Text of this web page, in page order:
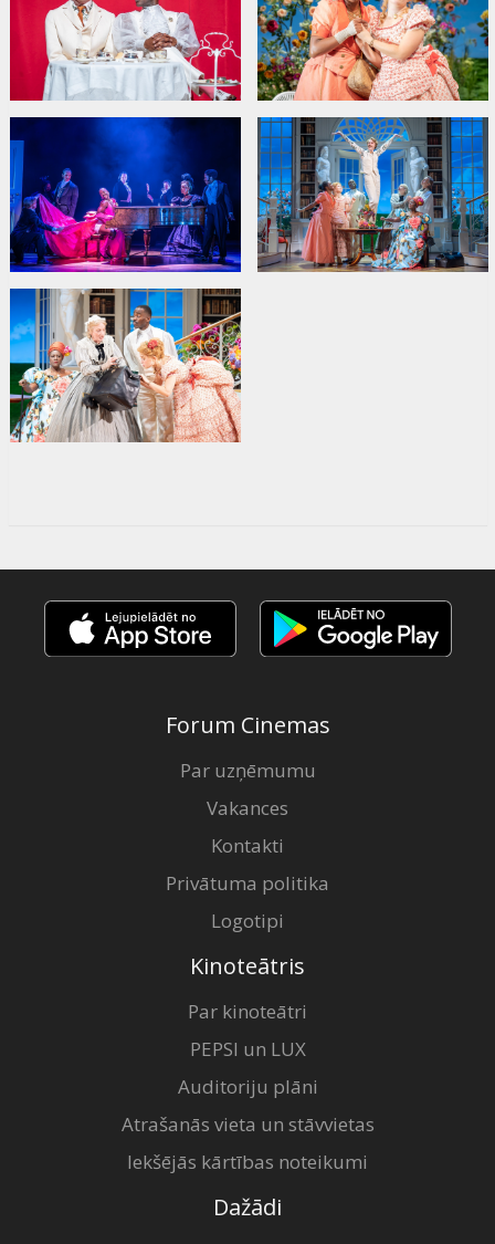
Forum Cinemas
Par uzņēmumu
Vakances
Kontakti
Privātuma politika
Logotipi
Kinoteātris
Par kinoteātri
PEPSI un LUX
Auditoriju plāni
Atrašanās vieta un stāvvietas
Iekšējās kārtības noteikumi
Dažādi